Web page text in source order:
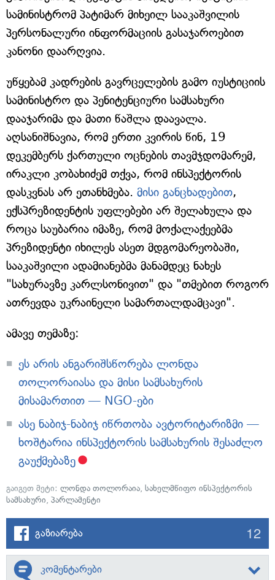
სამინისტრომ პატიმარ მიხეილ სააკაშვილის
პერსონალური ინფორმაციის გასაჯაროებით
კანონი დაარღვია.
უწყებამ კადრების გავრცელების გამო იუსტიციის
სამინისტრო და პენიტენციური სამსახური
დააჯარიმა და მათი წაშლა დაავალა.
აღსანიშნავია, რომ ერთი კვირის წინ, 19
დეკემბერს ქართული ოცნების თავმჯდომარემ,
ირაკლი კობახიძემ თქვა, რომ ინსპექტორის
დასკვნას არ ეთანხმება. მისი განცხადებით,
ექსპრეზიდენტის უფლებები არ შელახულა და
როცა საუბარია იმაზე, რომ მოქალაქეებმა
პრეზიდენტი იხილეს ასეთ მდგომარეობაში,
სააკაშვილი ადამიანებმა მანამდეც ნახეს
"სახურავზე კარლსონივით" და "თმებით როგორ
ათრევდა უკრაინელი სამართალდამცავი".
ამავე თემაზე:
ეს არის ანგარიშსწორება ლონდა
თოლორაიასა და მისი სამსახურის
მისამართით — NGO-ები
ასე ნაბიჯ-ნაბიჯ იწრთობა ავტორიტარიზმი —
ხოშტარია ინსპექტორის სამსახურის შესაძლო
გაუქმებაზე
გაიგეთ მეტი: ლონდა თოლორაია, სახელმწიფო ინსპექტორის
სამსახური, პარლამენტი
გაზიარება 12
კომენტარები